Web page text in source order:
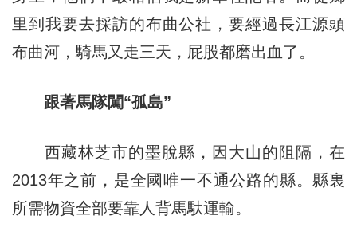
里到我要去採訪的布曲公社，要經過長江源頭
布曲河，騎馬又走三天，屁股都磨出血了。
跟著馬隊闖“孤島”
西藏林芝市的墨脫縣，因大山的阻隔，在
2013年之前，是全國唯一不通公路的縣。縣裏
所需物資全部要靠人背馬馱運輸。